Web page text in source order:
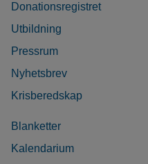
Donationsregistret
Utbildning
Pressrum
Nyhetsbrev
Krisberedskap
Blanketter
Kalendarium